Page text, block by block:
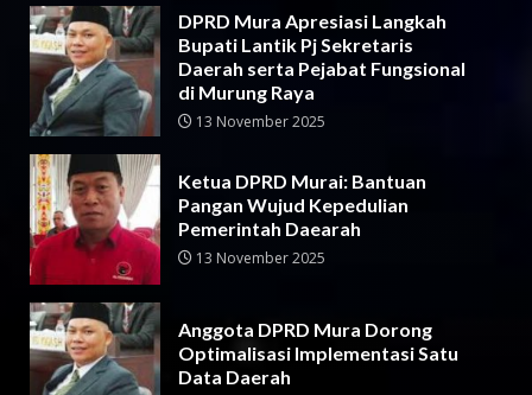
DPRD Mura Apresiasi Langkah
Bupati Lantik Pj Sekretaris
Daerah serta Pejabat Fungsional
di Murung Raya
13 November 2025
Ketua DPRD Murai: Bantuan
Pangan Wujud Kepedulian
Pemerintah Daearah
13 November 2025
Anggota DPRD Mura Dorong
Optimalisasi Implementasi Satu
Data Daerah